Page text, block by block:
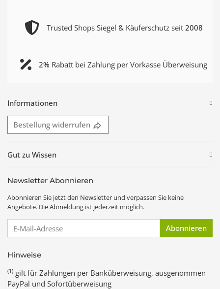
Trusted Shops Siegel & Käuferschutz seit 2008
2% Rabatt bei Zahlung per Vorkasse Überweisung
Informationen
Bestellung widerrufen
Gut zu Wissen
Newsletter Abonnieren
Abonnieren Sie jetzt den Newsletter und verpassen Sie keine
Angebote. Die Abmeldung ist jederzeit möglich.
E-Mail-Adresse Abonnieren
Hinweise
(1) gilt für Zahlungen per Banküberweisung, ausgenommen
PayPal und Sofortüberweisung